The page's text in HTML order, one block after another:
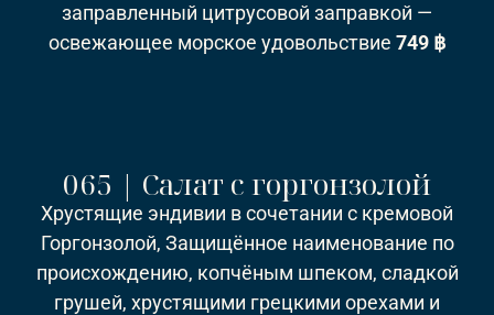
заправленный цитрусовой заправкой —
освежающее морское удовольствие 749 ฿
065 | Салат с горгонзолой
Хрустящие эндивии в сочетании с кремовой
Горгонзолой, Защищённое наименование по
происхождению, копчёным шпеком, сладкой
грушей, хрустящими грецкими орехами и